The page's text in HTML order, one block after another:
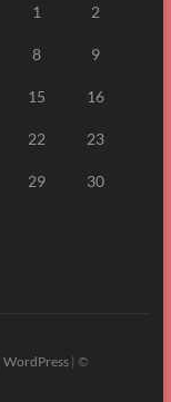
1 2
8 9
15 16
22 23
29 30
WordPress| ©